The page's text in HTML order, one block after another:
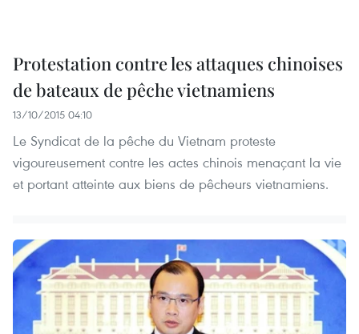
Protestation contre les attaques chinoises
de bateaux de pêche vietnamiens
13/10/2015 04:10
Le Syndicat de la pêche du Vietnam proteste
vigoureusement contre les ​actes chinois menaçant la vie
et portant atteinte aux biens de pêcheurs vietnamiens.